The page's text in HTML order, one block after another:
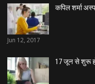
कपिल शर्मा
Jun 12, 2017
17 जून से शुरू